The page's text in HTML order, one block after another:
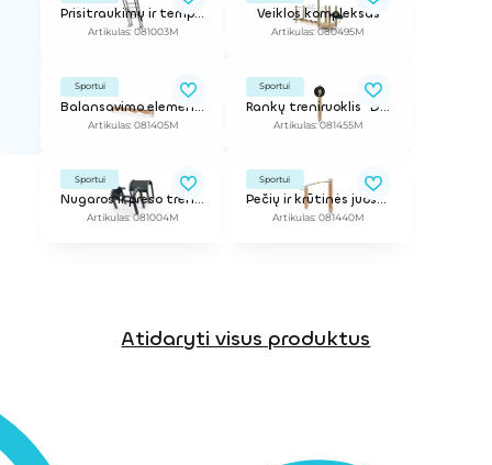
Prisitraukimų ir tempimo pratimų lauko treniruoklis
Artikulas: 081003M
Veiklos kompleksas
Artikulas: 080495M
Sportui
Balansavimo elementas
Artikulas: 081405M
Sportui
Rankų treniruoklis "Dviratis"
Artikulas: 081455M
Sportui
Nugaros ir preso treniruoklis
Artikulas: 081004M
Sportui
Pečių ir krūtinės juostos treniruoklis kairinis
Artikulas: 081440M
Atidaryti visus produktus